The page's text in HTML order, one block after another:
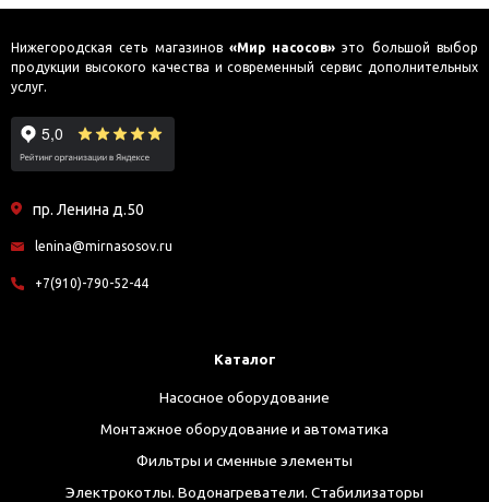
Нижегородская сеть магазинов «Мир насосов» это большой выбор
продукции высокого качества и современный сервис дополнительных
услуг.
пр. Ленина д.50
lenina@mirnasosov.ru
+7(910)-790-52-44
Каталог
Насосное оборудование
Монтажное оборудование и автоматика
Фильтры и сменные элементы
Электрокотлы. Водонагреватели. Стабилизаторы